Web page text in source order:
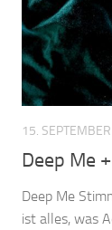
15.
Deep Me
Deep Me
ist alles, was